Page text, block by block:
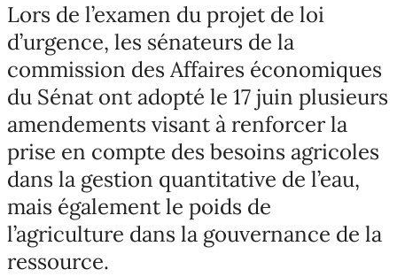
Lors de l’examen du projet de loi
d’urgence, les sénateurs de la
commission des Affaires économiques
du Sénat ont adopté le 17 juin plusieurs
amendements visant à renforcer la
prise en compte des besoins agricoles
dans la gestion quantitative de l’eau,
mais également le poids de
l’agriculture dans la gouvernance de la
ressource.